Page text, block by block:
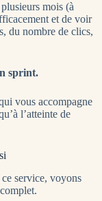
mois (à
et de voir
du nombre de clics,
sprint.
vous accompagne
l’atteinte de
service, voyons